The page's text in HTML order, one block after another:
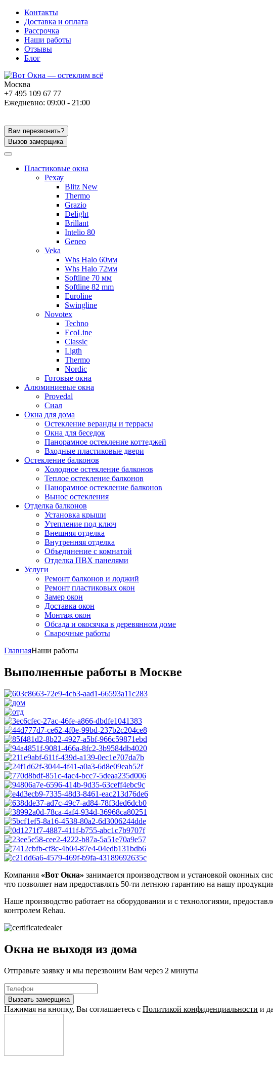
Контакты
Доставка и оплата
Рассрочка
Наши работы
Отзывы
Блог
Москва
+7 495 109 67 77
Ежедневно: 09:00 - 21:00
Вам перезвонить?
Вызов замерщика
Пластиковые окна
Рехау
Blitz New
Thermo
Grazio
Delight
Brillant
Intelio 80
Geneo
Veka
Whs Halo 60мм
Whs Halo 72мм
Softline 70 мм
Softline 82 mm
Euroline
Swingline
Novotex
Techno
EcoLine
Classic
Ligth
Thermo
Nordic
Готовые окна
Алюминиевые окна
Provedal
Сиал
Окна для дома
Остекление веранды и террасы
Окна для беседок
Панорамное остекление коттеджей
Входные пластиковые двери
Остекление балконов
Холодное остекление балконов
Теплое остекление балконов
Панорамное остекление балконов
Вынос остекления
Отделка балконов
Установка крыши
Утепление под ключ
Внешняя отделка
Внутренняя отделка
Объединение с комнатой
Отделка ПВХ панелями
Услуги
Ремонт балконов и лоджий
Ремонт пластиковых окон
Замер окон
Доставка окон
Монтаж окон
Обсада и окосячка в деревянном доме
Сварочные работы
ГлавнаяНаши работы
Выполненные работы в Москве
Компания «Вот Окна» занимается производством и установкой оконных
что позволяет нам предоставлять 50-ти летнюю гарантию на нашу
Наше производство работает на оборудовании и с технологиями,
контролем Rehau.
Окна не выходя из дома
Отправьте заявку и мы перезвоним Вам через 2 минуты
Нажимая на кнопку, Вы соглашаетесь с Политикой конфиденциальности и